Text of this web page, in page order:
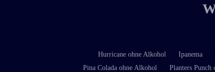
Hurricane ohne Alkohol Ipanema
Pina Colada ohne Alkohol
Planters Punch